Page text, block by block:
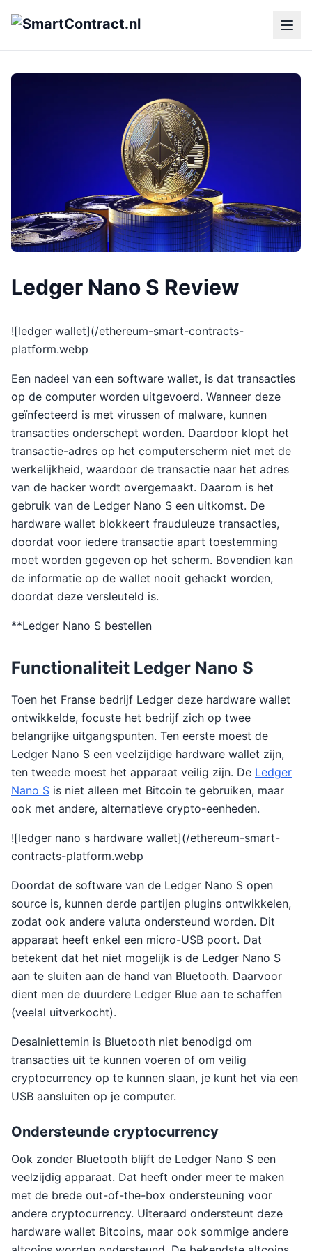
Ledger Nano S Review
![ledger wallet](/ethereum-smart-contracts-
platform.webp
Een nadeel van een software wallet, is dat transacties
op de computer worden uitgevoerd. Wanneer deze
geïnfecteerd is met virussen of malware, kunnen
transacties onderschept worden. Daardoor klopt het
transactie-adres op het computerscherm niet met de
werkelijkheid, waardoor de transactie naar het adres
van de hacker wordt overgemaakt. Daarom is het
gebruik van de Ledger Nano S een uitkomst. De
hardware wallet blokkeert frauduleuze transacties,
doordat voor iedere transactie apart toestemming
moet worden gegeven op het scherm. Bovendien kan
de informatie op de wallet nooit gehackt worden,
doordat deze versleuteld is.
**Ledger Nano S bestellen
Functionaliteit Ledger Nano S
Toen het Franse bedrijf Ledger deze hardware wallet
ontwikkelde, focuste het bedrijf zich op twee
belangrijke uitgangspunten. Ten eerste moest de
Ledger Nano S een veelzijdige hardware wallet zijn,
ten tweede moest het apparaat veilig zijn. De Ledger
Nano S is niet alleen met Bitcoin te gebruiken, maar
ook met andere, alternatieve crypto-eenheden.
![ledger nano s hardware wallet](/ethereum-smart-
contracts-platform.webp
Doordat de software van de Ledger Nano S open
source is, kunnen derde partijen plugins ontwikkelen,
zodat ook andere valuta ondersteund worden. Dit
apparaat heeft enkel een micro-USB poort. Dat
betekent dat het niet mogelijk is de Ledger Nano S
aan te sluiten aan de hand van Bluetooth. Daarvoor
dient men de duurdere Ledger Blue aan te schaffen
(veelal uitverkocht).
Desalniettemin is Bluetooth niet benodigd om
transacties uit te kunnen voeren of om veilig
cryptocurrency op te kunnen slaan, je kunt het via een
USB aansluiten op je computer.
Ondersteunde cryptocurrency
Ook zonder Bluetooth blijft de Ledger Nano S een
veelzijdig apparaat. Dat heeft onder meer te maken
met de brede out-of-the-box ondersteuning voor
andere cryptocurrency. Uiteraard ondersteunt deze
hardware wallet Bitcoins, maar ook sommige andere